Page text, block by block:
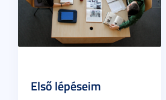
Első lépéseim